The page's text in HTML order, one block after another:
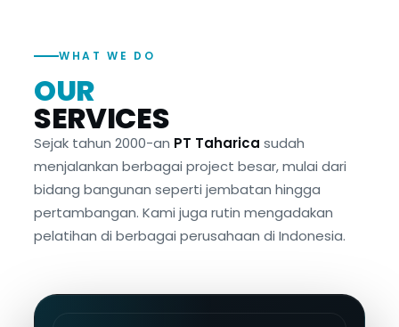
WHAT WE DO
OUR
SERVICES
Sejak tahun 2000-an PT Taharica sudah
menjalankan berbagai project besar, mulai dari
bidang bangunan seperti jembatan hingga
pertambangan. Kami juga rutin mengadakan
pelatihan di berbagai perusahaan di Indonesia.